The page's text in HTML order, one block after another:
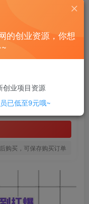
私信
购买，可保存购买订单
的创业资源，你想
创业项目资源
已低至9元哦~